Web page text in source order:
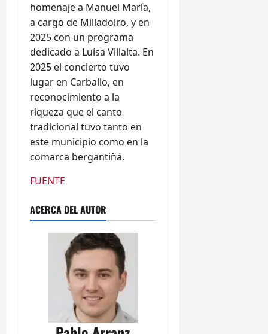
homenaje a Manuel María,
a cargo de Milladoiro, y en
2025 con un programa
dedicado a Luísa Villalta. En
2025 el concierto tuvo
lugar en Carballo, en
reconocimiento a la
riqueza que el canto
tradicional tuvo tanto en
este municipio como en la
comarca bergantiñá.
FUENTE
ACERCA DEL AUTOR